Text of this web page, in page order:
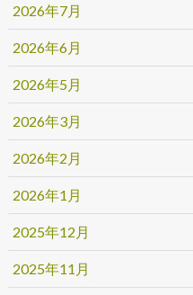
2026年7月
2026年6月
2026年5月
2026年3月
2026年2月
2026年1月
2025年12月
2025年11月